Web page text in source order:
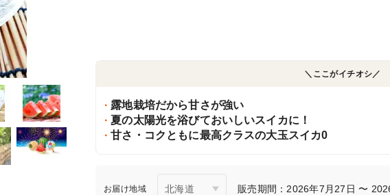
＼ここがイチオシ／
露地栽培だから甘さが強い
夏の太陽光を浴びておいしいスイカに！
甘さ・コクともに最高クラスの大玉スイカ0
お届け地域 販売期間：2026年7月27日 〜